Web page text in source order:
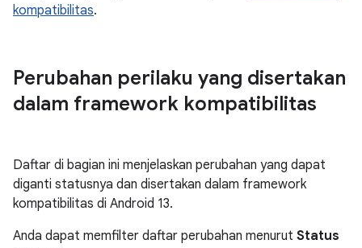
kompatibilitas.
Perubahan perilaku yang disertakan
dalam framework kompatibilitas
Daftar di bagian ini menjelaskan perubahan yang dapat
diganti statusnya dan disertakan dalam framework
kompatibilitas di Android 13.
Anda dapat memfilter daftar perubahan menurut Status